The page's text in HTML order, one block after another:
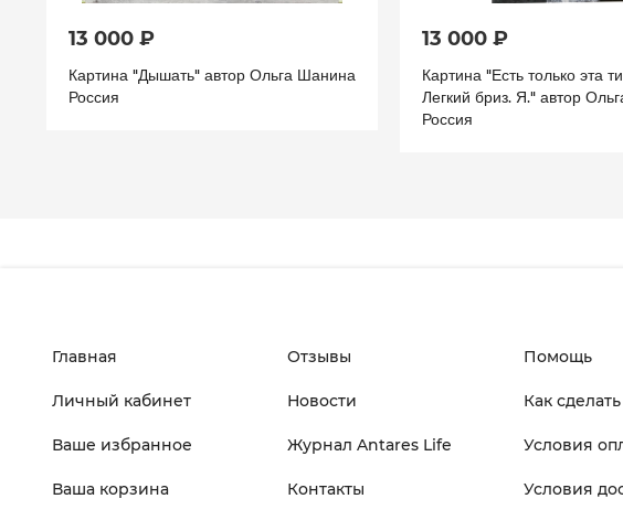
13 000 ₽
Картина "Дышать" автор Ольга Шанина
Россия
13 000 ₽
Картина "Есть только эта
Легкий бриз. Я." автор
Россия
Главная
Личный кабинет
Ваше избранное
Ваша корзина
Отзывы
Новости
Журнал Antares Life
Контакты
Помощь
Как
Условия
Условия